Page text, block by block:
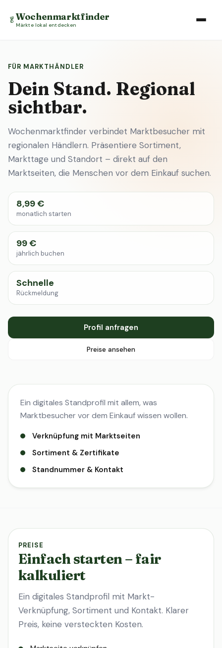
🥬Wochenmarktfinder
Märkte lokal entdecken
FÜR MARKTHÄNDLER
Dein Stand. Regional
sichtbar.
Wochenmarktfinder verbindet Marktbesucher mit
regionalen Händlern. Präsentiere Sortiment,
Markttage und Standort – direkt auf den
Marktseiten, die Menschen vor dem Einkauf suchen.
8,99 €
monatlich starten
99 €
jährlich buchen
Schnelle
Rückmeldung
Profil anfragen
Preise ansehen
Ein digitales Standprofil mit allem, was
Marktbesucher vor dem Einkauf wissen wollen.
Verknüpfung mit Marktseiten
Sortiment & Zertifikate
Standnummer & Kontakt
PREISE
Einfach starten – fair
kalkuliert
Ein digitales Standprofil mit Markt-
Verknüpfung, Sortiment und Kontakt. Klarer
Preis, keine versteckten Kosten.